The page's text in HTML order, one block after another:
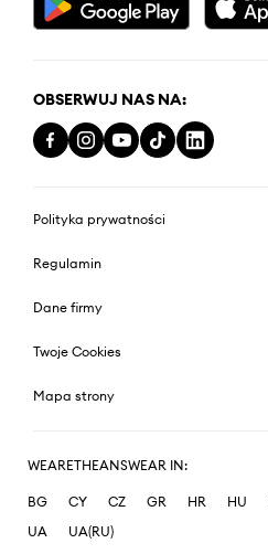
OBSERWUJ NAS NA:
Polityka prywatności
Regulamin
Dane firmy
Twoje Cookies
Mapa strony
WEARETHEANSWEAR IN:
BG CY CZ GR HR HU
UA
UA(RU)